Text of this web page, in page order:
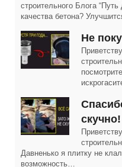
строительного Блога
качества бетона?
Не
скучно!
Давненько я плитку не
возможность…